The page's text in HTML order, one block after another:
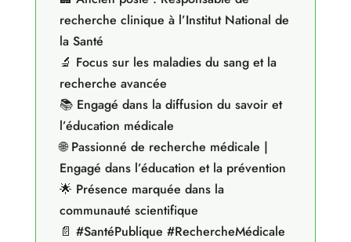
recherche clinique à l’Institut National de
la Santé
🔬 Focus sur les maladies du sang et la
recherche avancée
📚 Engagé dans la diffusion du savoir et
l’éducation médicale
🌐 Passionné de recherche médicale |
Engagé dans l’éducation et la prévention
🌟 Présence marquée dans la
communauté scientifique
📄 #SantéPublique #RechercheMédicale